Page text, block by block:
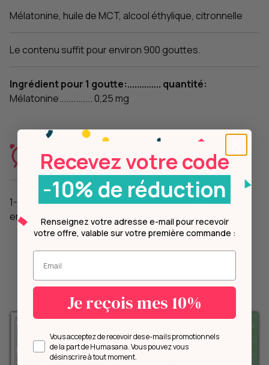
Mélatonine, huile de MCT, alcool éthylique, citronnelle
Le contenu suffit pour environ 900 gouttes.
Ingrédient pour 1 goutte:.............. quantité:
Mélatonine.............. 0,25 mg
Conseils d'utilisation
1-4 gouttes, sur la langue ou dans de l'eau, à prendre
environ 30 minutes avant le coucher.
Recevez votre code
-10% de réduction
Renseignez votre adresse e-mail pour recevoir
votre offre, valable sur votre première commande :
Entrez votre mail.
Je reçois mes 10%
Opt inVous acceptez de recevoir des e-mails promotionnels
de la part de Humasana. Vous pouvez vous
désinscrire à tout moment.